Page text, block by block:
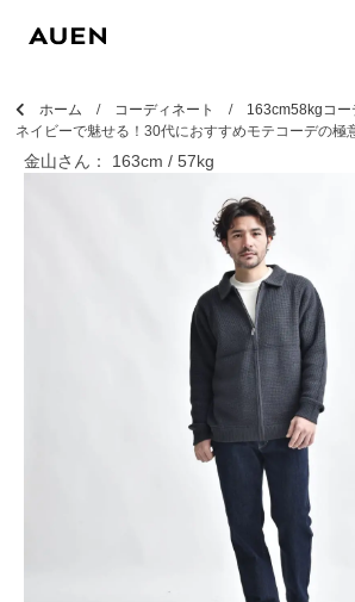
ホーム コーディネート
163cm58kgコー
ネイビーで魅せる！30代におすすめモテコーデの極
金山さん： 163cm / 57kg